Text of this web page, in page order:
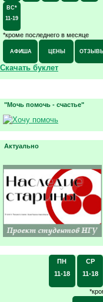
ВС*
11-19
*кроме последнего в месяце
АФИША ЦЕНЫ ОТЗЫВЫ
Скачать буклет
"Мочь помочь - счастье"
Актуально
ПН
11-18
СР
11-18